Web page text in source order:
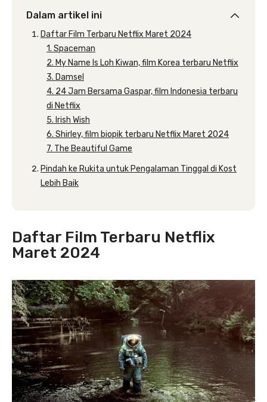
Dalam artikel ini
Daftar Film Terbaru Netflix Maret 2024
1. Spaceman
2. My Name Is Loh Kiwan, film Korea terbaru Netflix
3. Damsel
4. 24 Jam Bersama Gaspar, film Indonesia terbaru
di Netflix
5. Irish Wish
6. Shirley, film biopik terbaru Netflix Maret 2024
7. The Beautiful Game
Pindah ke Rukita untuk Pengalaman Tinggal di Kost
Lebih Baik
Daftar Film Terbaru Netflix
Maret 2024